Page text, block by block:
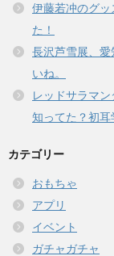
伊藤若冲のグ
た！
長沢芦雪展、
いね。
レッドサラマ
知ってた？初耳
カテゴリー
おもちゃ
アプリ
イベント
ガチャガチャ